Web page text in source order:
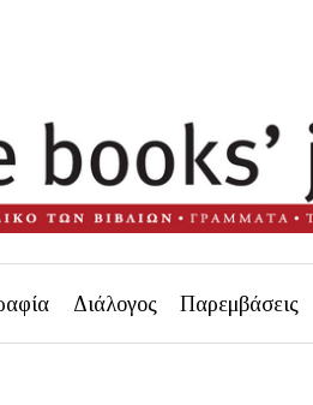
Διάλογος Παρεμβάσεις